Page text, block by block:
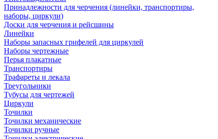
Принадлежности для черчения (линейки, транспортиры,
наборы, циркули)
Доски для черчения и рейсшины
Линейки
Наборы запасных грифелей для циркулей
Наборы чертежные
Перья плакатные
Транспортиры
Трафареты и лекала
Треугольники
Тубусы для чертежей
Циркули
Точилки
Точилки механические
Точилки ручные